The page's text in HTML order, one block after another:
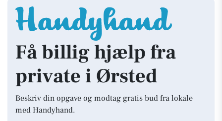
Få billig hjælp fra
private i Ørsted
Beskriv din opgave og modtag gratis bud fra lokale
med Handyhand.